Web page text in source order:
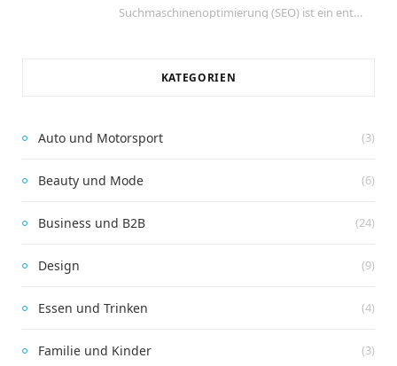
Suchmaschinenoptimierung (SEO) ist ein entscheidender Faktor für den Erfolg jeder Website. Viele Unternehmen glauben jedoch,…
KATEGORIEN
Auto und Motorsport (3)
Beauty und Mode (6)
Business und B2B (24)
Design (9)
Essen und Trinken (4)
Familie und Kinder (3)